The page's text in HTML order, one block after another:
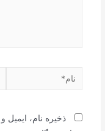
نام*
ذخیره نام،